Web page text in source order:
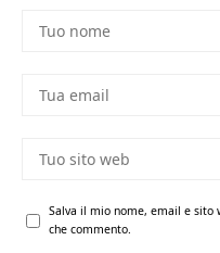
Salva il mio nome, email e sito
che commento.